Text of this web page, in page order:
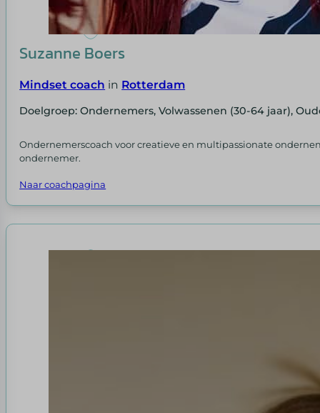
Suzanne Boers
Mindset coach in Rotterdam
Doelgroep: Ondernemers, Volwassenen (30-64 jaar),
Ondernemerscoach voor creatieve en multipassionate
ondernemer.
Naar coachpagina